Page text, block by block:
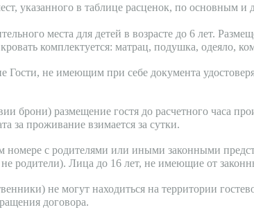
указанного в таблице расценок, по основным и
места для детей в возрасте до 6 лет.
комплектуется: матрац, подушка, одеяло,
не имеющим при себе документа
брони) размещение гостя до расчетного часа
за проживание взимается за сутки.
номере с родителями или иными законными
родители). Лица до 16 лет, не имеющие от
не могут находиться на территории
договора.